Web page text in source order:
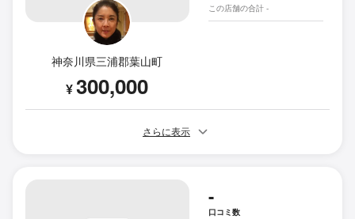
神奈川県三浦郡葉山町
¥300,000
この店舗の合計 -
さらに表示
-
口コミ数